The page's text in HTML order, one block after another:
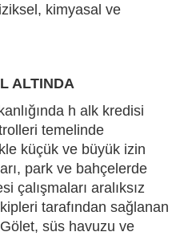
kimyasal ve
ALTINDA
h alk kredisi
temelinde
küçük ve büyük izin
park ve bahçelerde
çalışmaları aralıksız
tarafından sağlanan
süs havuzu ve